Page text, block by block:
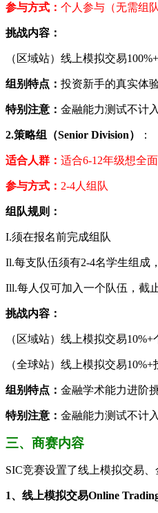
参与方式： 个人参与（无需组队
挑战内容：
（区域站）线上模拟交易
组别特点： 投资新手的真实体
特别注意： 金融能力测试不计
2.策略组（Senior Division） ：
适合人群： 适合6-12年级想全
参与方式： 2-4人组队
组队规则：
I.须在报名前完成组队
Il.每支队伍须有2-4名学生组成
Ill.每人仅可加入一个队伍，截
挑战内容：
（区域站）线上模拟交易
（全球站）线上模拟交易
组别特点： 金融学术能力进阶
特别注意： 金融能力测试不计
三、商赛内容
SIC竞赛设置了线上模拟交易
1、线上模拟交易Online